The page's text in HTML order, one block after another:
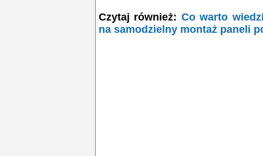
Czytaj również: Co warto
na samodzielny montaż paneli